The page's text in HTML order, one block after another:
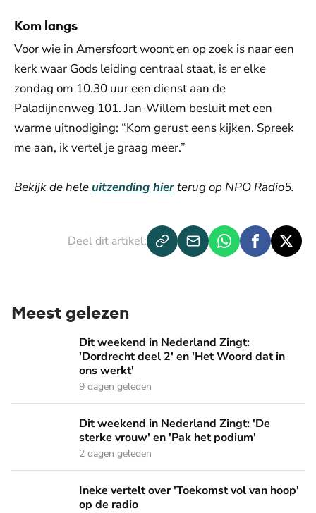
Kom langs
Voor wie in Amersfoort woont en op zoek is naar een
kerk waar Gods leiding centraal staat, is er elke
zondag om 10.30 uur een dienst aan de
Paladijnenweg 101. Jan-Willem besluit met een
warme uitnodiging: “Kom gerust eens kijken. Spreek
me aan, ik vertel je graag meer.”
Bekijk de hele uitzending hierterug op NPO Radio5.
Deel dit artikel:
Meest gelezen
Dit weekend in Nederland Zingt: 'Dordrecht deel 2' en
Dit weekend in Nederland Zingt:
'Dordrecht deel 2' en 'Het Woord dat in
ons werkt'
9 dagen geleden
Dit weekend in Nederland Zingt: 'De sterke vrouw' en 'Pak
Dit weekend in Nederland Zingt: 'De
sterke vrouw' en 'Pak het podium'
2 dagen geleden
Ineke vertelt over 'Toekomst vol van hoop' op de radio
Ineke vertelt over 'Toekomst vol van hoop'
op de radio